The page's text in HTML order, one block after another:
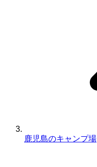
鹿児島のキャンプ場